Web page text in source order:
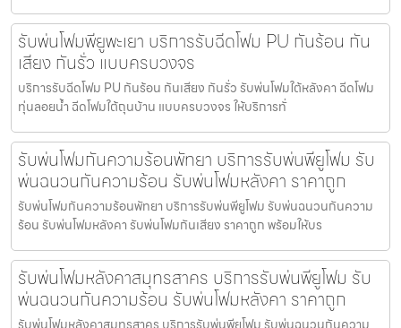
รับพ่นโฟมพียูพะเยา บริการรับฉีดโฟม PU กันร้อน กัน
เสียง กันรั่ว แบบครบวงจร
บริการรับฉีดโฟม PU กันร้อน กันเสียง กันรั่ว รับพ่นโฟมใต้หลังคา ฉีดโฟม
ทุ่นลอยน้ำ ฉีดโฟมใต้ถุนบ้าน แบบครบวงจร ให้บริการทั่
รับพ่นโฟมกันความร้อนพัทยา บริการรับพ่นพียูโฟม รับ
พ่นฉนวนกันความร้อน รับพ่นโฟมหลังคา ราคาถูก
รับพ่นโฟมกันความร้อนพัทยา บริการรับพ่นพียูโฟม รับพ่นฉนวนกันความ
ร้อน รับพ่นโฟมหลังคา รับพ่นโฟมกันเสียง ราคาถูก พร้อมให้บร
รับพ่นโฟมหลังคาสมุทรสาคร บริการรับพ่นพียูโฟม รับ
พ่นฉนวนกันความร้อน รับพ่นโฟมหลังคา ราคาถูก